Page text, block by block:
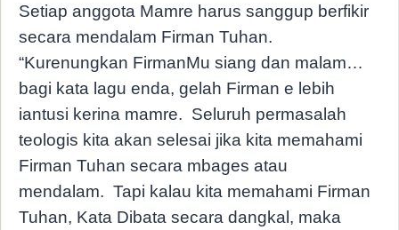
Setiap anggota Mamre harus sanggup berfikir
secara mendalam Firman Tuhan.
“Kurenungkan FirmanMu siang dan malam…
bagi kata lagu enda, gelah Firman e lebih
iantusi kerina mamre. Seluruh permasalah
teologis kita akan selesai jika kita memahami
Firman Tuhan secara mbages atau
mendalam. Tapi kalau kita memahami Firman
Tuhan, Kata Dibata secara dangkal, maka